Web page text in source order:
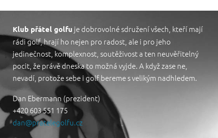
Klub přátel golfu je dobrovolné sdružení všech, kteří mají
rádi golf, hrají ho nejen pro radost, ale i pro jeho
jedinečnost, komplexnost, soutěživost a ten neuvěřitelný
pocit, že právě dneska to možná vyjde. A když zase ne,
nevadí, protože sebe i golf bereme s velikým nadhledem.
Dan Ebermann (prezident)
+420 603 551 175
dan@pratelegolfu.cz